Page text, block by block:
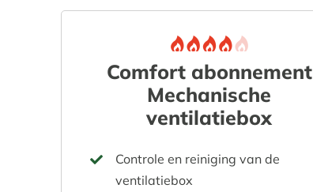
Comfort abonnement
Mechanische
ventilatiebox
Controle en reiniging van de
ventilatiebox